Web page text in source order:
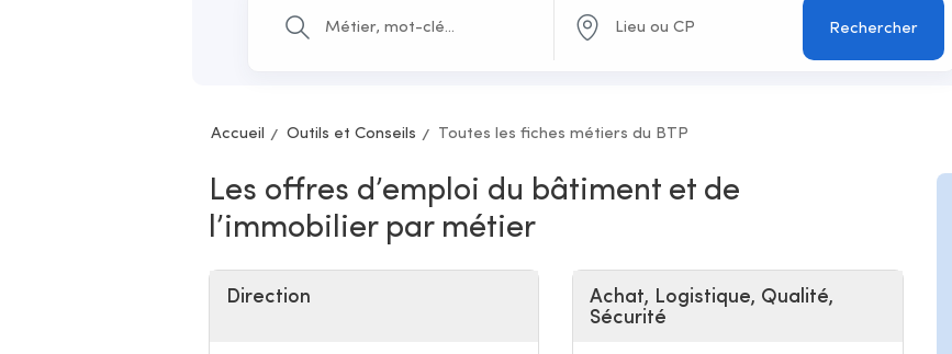
Rechercher
Accueil Outils et Conseils Toutes les fiches métiers du BTP
Les offres d’emploi du bâtiment et de
l’immobilier par métier
Direction
Achat, Logistique, Qualité,
Sécurité